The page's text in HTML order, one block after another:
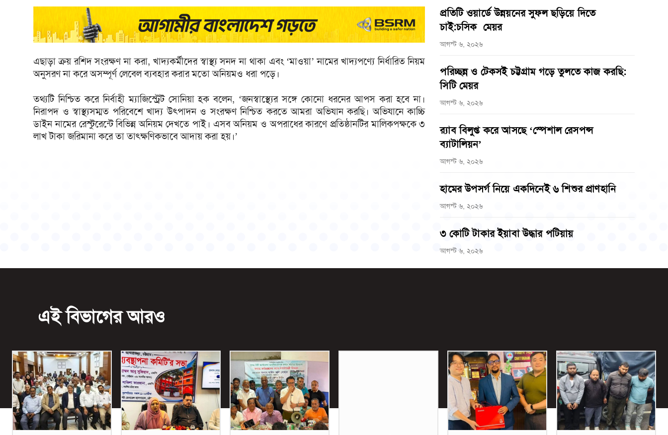
এছাড়া ক্রয় রশিদ সংরক্ষণ না করা, খাদ্যকর্মীদের স্বাস্থ্য সনদ না থাকা এবং ‘মাওয়া’ নামের খাদ্যপণ্যে নির্ধারিত নিয়ম
অনুসরণ না করে অসম্পূর্ণ লেবেল ব্যবহার করার মতো অনিয়মও ধরা পড়ে।
তথ্যটি নিশ্চিত করে নির্বাহী ম্যাজিস্ট্রেট সোনিয়া হক বলেন, ‘জনস্বাস্থ্যের সঙ্গে কোনো ধরনের আপস করা হবে না।
নিরাপদ ও স্বাস্থ্যসম্মত পরিবেশে খাদ্য উৎপাদন ও সংরক্ষণ নিশ্চিত করতে আমরা অভিযান করছি। অভিযানে কাচ্চি
ডাইন নামের রেস্টুরেন্টে বিভিন্ন অনিয়ম দেখতে পাই। এসব অনিয়ম ও অপরাধের কারণে প্রতিষ্ঠানটির মালিকপক্ষকে ৩
লাখ টাকা জরিমানা করে তা তাৎক্ষণিকভাবে আদায় করা হয়।’
প্রতিটি ওয়ার্ডে উন্নয়নের সুফল ছড়িয়ে দিতে
চাই:চসিক মেয়র
আগস্ট ৬, ২০২৬
পরিচ্ছন্ন ও টেকসই চট্টগ্রাম গড়ে তুলতে কাজ করছি:
সিটি মেয়র
আগস্ট ৬, ২০২৬
র‌্যাব বিলুপ্ত করে আসছে ‘স্পেশাল রেসপন্স
ব্যাটালিয়ন’
আগস্ট ৬, ২০২৬
হামের উপসর্গ নিয়ে একদিনেই ৬ শিশুর প্রাণহানি
আগস্ট ৬, ২০২৬
৩ কোটি টাকার ইয়াবা উদ্ধার পটিয়ায়
আগস্ট ৬, ২০২৬
এই বিভাগের আরও